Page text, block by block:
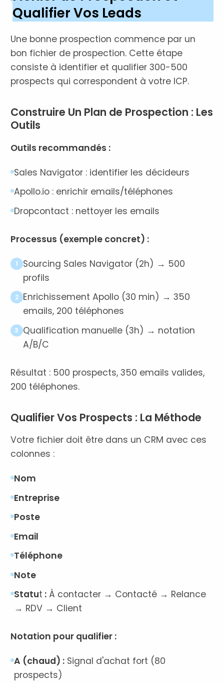
Qualifier Vos Leads
Une bonne prospection commence par un
bon fichier de prospection. Cette étape
consiste à identifier et qualifier 300-500
prospects qui correspondent à votre ICP.
Construire Un Plan de Prospection : Les
Outils
Outils recommandés :
Sales Navigator : identifier les décideurs
Apollo.io : enrichir emails/téléphones
Dropcontact : nettoyer les emails
Processus (exemple concret) :
1
Sourcing Sales Navigator (2h) → 500
profils
2 Enrichissement Apollo (30 min) → 350
emails, 200 téléphones
3 Qualification manuelle (3h) → notation
A/B/C
Résultat : 500 prospects, 350 emails valides,
200 téléphones.
Qualifier Vos Prospects : La Méthode
Votre fichier doit être dans un CRM avec ces
colonnes :
Nom
Entreprise
Poste
Email
Téléphone
Note
Statut : À contacter → Contacté → Relance
→ RDV → Client
Notation pour qualifier :
A (chaud) : Signal d'achat fort (80
prospects)